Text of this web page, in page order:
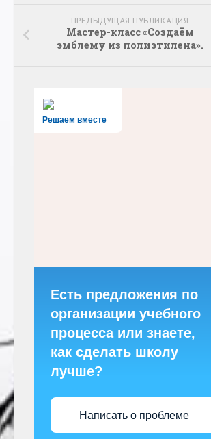
ПРЕДЫДУЩАЯ ПУБЛИКАЦИЯ
Мастер-класс «Создаём
эмблему из полиэтилена».
Решаем вместе
Есть предложения по
организации учебного
процесса или знаете,
как сделать школу
лучше?
Написать о проблеме